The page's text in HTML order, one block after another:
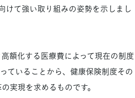
けて強い取り組みの姿勢を示しまし
額化する医療費によって現在の制度
ていることから、健康保険制度その
実現を求めるものです。